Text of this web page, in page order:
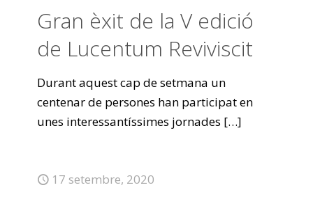
Gran èxit de la V edició
de Lucentum Reviviscit
Durant aquest cap de setmana un
centenar de persones han participat en
unes interessantíssimes jornades […]
17 setembre, 2020